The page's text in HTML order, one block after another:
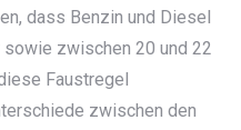
dass Benzin und Diesel
zwischen 20 und 22
Faustregel
zwischen den